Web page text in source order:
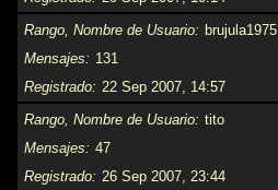
Rango, Nombre de Usuario
brujula1975
Mensajes
131
Registrado 22 Sep 2007, 14:57
Rango, Nombre de Usuario tito
Mensajes
47
Registrado 26 Sep 2007, 23:44